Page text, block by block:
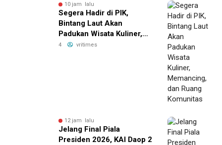
10 jam lalu
Segera Hadir di PIK,
Bintang Laut Akan
Padukan Wisata Kuliner,
Memancing, dan Ruang
4 vritimes
12 jam lalu
Jelang Final Piala
Presiden 2026, KAI Daop 2